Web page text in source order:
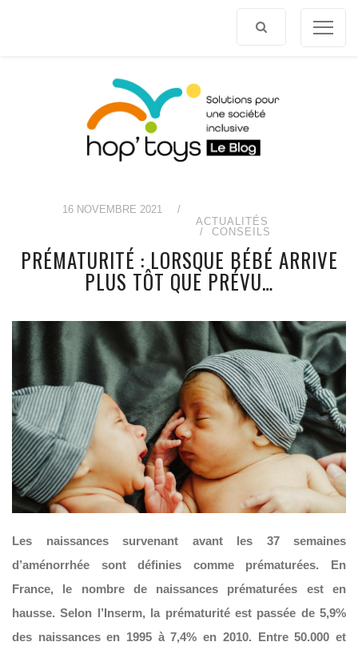
16 NOVEMBRE 2021
/
ACTUALITÉS
CONSEILS
PRÉMATURITÉ : LORSQUE BÉBÉ ARRIVE
PLUS TÔT QUE PRÉVU…
Les naissances survenant avant les 37 semaines
d’aménorrhée sont définies comme prématurées. En
France, le nombre de naissances prématurées est en
hausse. Selon l’Inserm, la prématurité est passée de 5,9%
des naissances en 1995 à 7,4% en 2010. Entre 50.000 et